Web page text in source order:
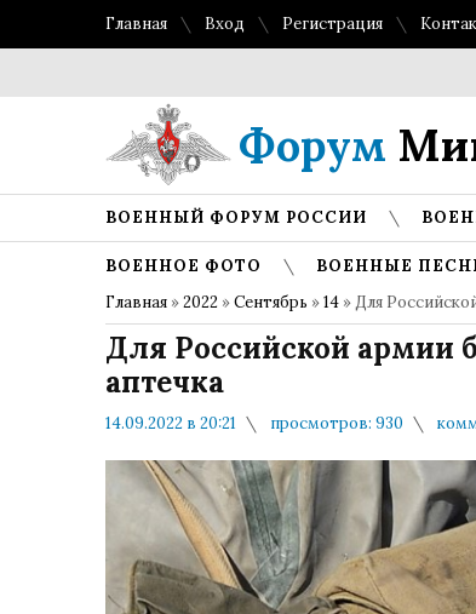
Главная Вход Регистрация
Форум
ВОЕННЫЙ ФОРУМ РОССИИ
ВОЕННОЕ ФОТО ВОЕННЫЕ
Главная »2022 »Сентябрь »14 » Для
Для Российской армии
аптечка
14.09.2022 в 20:21 просмотров: 930